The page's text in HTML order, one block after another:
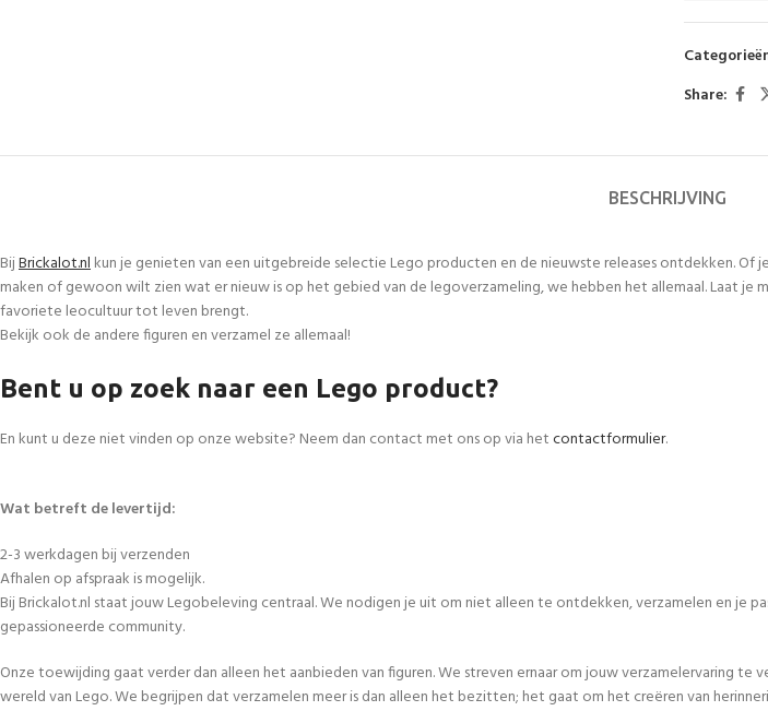
Share:
BESCHRIJVING
BijBrickalot.nlkun je genieten van een uitgebreide selectie Lego producten en de nieuwste releases ontdekken.
maken of gewoon wilt zien wat er nieuw is op het gebied van de legoverzameling, we hebben het allemaal. Laat
favoriete leocultuur tot leven brengt.
Bekijk ook de andere figuren en verzamel ze allemaal!
Bent u op zoek naar een Lego product?
En kunt u deze niet vinden op onze website? Neem dan contact met ons op via hetcontactformulier.
Wat betreft de levertijd:
2-3 werkdagen bij verzenden
Afhalen op afspraak is mogelijk.
Bij Brickalot.nl staat jouw Legobeleving centraal. We nodigen je uit om niet alleen te ontdekken, verzamelen en je
gepassioneerde community.
Onze toewijding gaat verder dan alleen het aanbieden van figuren. We streven ernaar om jouw verzamelervaring
wereld van Lego. We begrijpen dat verzamelen meer is dan alleen het bezitten; het gaat om het creëren van